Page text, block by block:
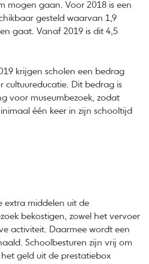
mogen gaan. Voor 2018 is een
gesteld waarvan 1,9
gaat. Vanaf 2019 is dit 4,5
krijgen scholen een bedrag
cultuureducatie. Dit bedrag is
voor museumbezoek, zodat
één keer in zijn schooltijd
extra middelen uit de
bekostigen, zowel het vervoer
activiteit. Daarmee wordt een
Schoolbesturen zijn vrij om
geld uit de prestatiebox